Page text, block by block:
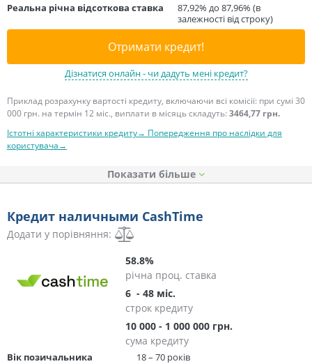
Реальна річна відсоткова ставка
87,92% до 87,96% (в
залежності від строку)
Отримати кредит!
Дізнатися онлайн - чи дадуть мені кредит?
Приклад розрахунку вартості кредиту, включаючи всі комісії: при сумі 30
000 грн. на термін 12 міс., виплати в місяць складуть: 3464,77 грн.
Істотні характеристики кредиту→ Попередження про наслідки для
користувача→
Показати
Кредит наличными CashTime
Додати у порівняння:
58.8%
річна проц. ставка
6 - 48 міс.
строк кредиту
10 000 - 1 000 000 грн.
сума кредиту
Вік позичальника
18 – 70 років